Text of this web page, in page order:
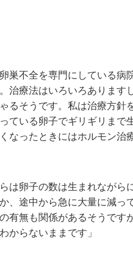
卵巣不全を専門にしている
治療法はいろいろあります
るそうです。私は治療方針
ている卵子でギリギリまで
なったときにはホルモン治
は卵子の数は生まれながら
、途中から急に大量に減っ
有無も関係があるそうです
からないままです」